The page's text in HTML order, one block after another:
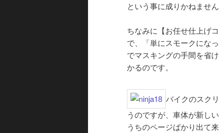
という事に成りかねません
ちなみに【お任せ仕上げ
で、「単にスモークにな
でマスキングの手間を省
かるのです。
バイクのスク
うのですが、車体が新し
うちのページばかり出て来